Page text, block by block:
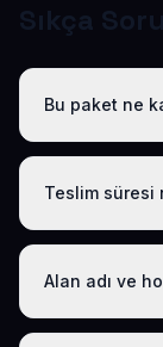
Sıkça
Bu paket ne
Tüm sektörel
alan adı,
yoktur.
Teslim süresi
Logo, iletişim
Alan adı ve
Evet. Yıllık